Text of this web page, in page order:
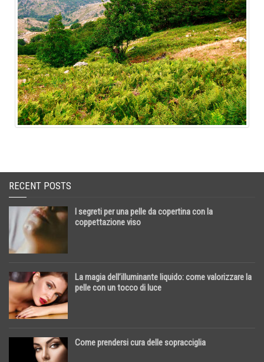
RECENT POSTS
I segreti per una pelle da copertina con la
coppettazione viso
La magia dell’illuminante liquido: come valorizzare la
pelle con un tocco di luce
Come prendersi cura delle sopracciglia